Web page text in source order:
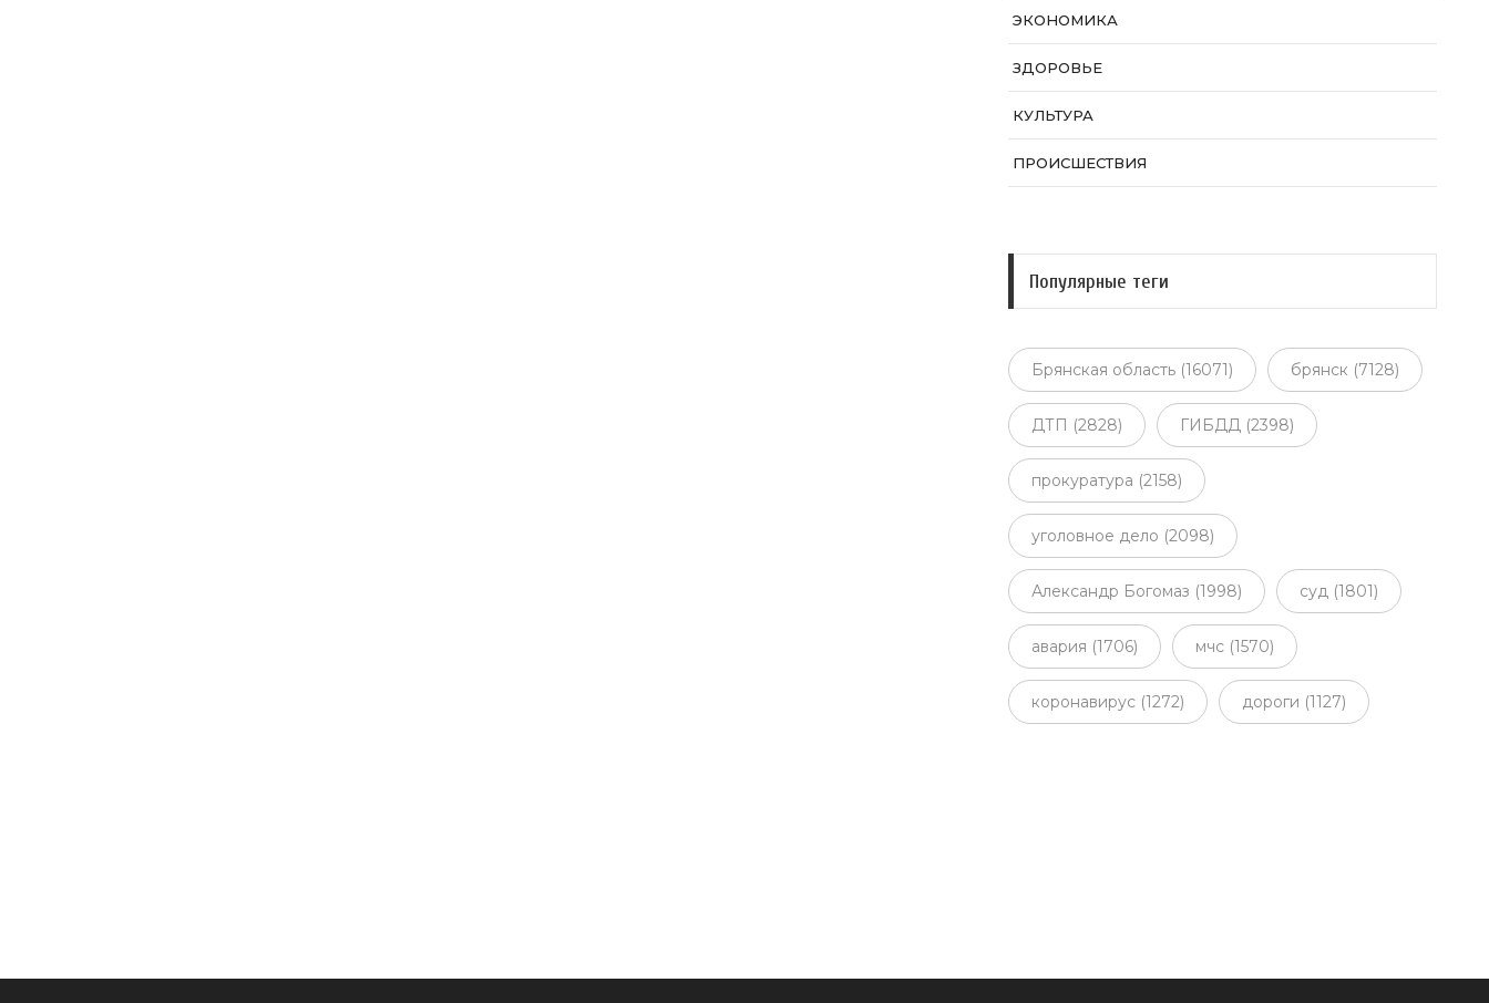
ЭКОНОМИКА
ЗДОРОВЬЕ
КУЛЬТУРА
ПРОИСШЕСТВИЯ
Популярные теги
Брянская область (16071) брянск (7128)
ДТП (2828) ГИБДД (2398)
прокуратура (2158)
уголовное дело (2098)
Александр Богомаз (1998) суд (1801)
авария (1706) мчс (1570)
коронавирус (1272) дороги (1127)